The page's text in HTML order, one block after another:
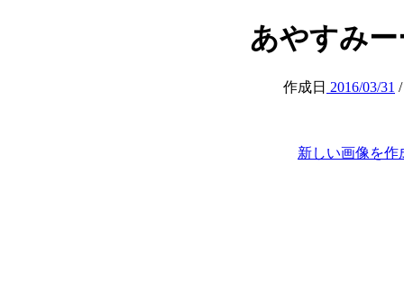
あやすみ
作成日 2016/03/31
新しい画像を作